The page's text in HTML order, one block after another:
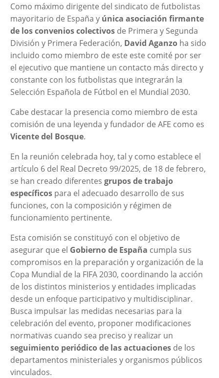
Como máximo dirigente del sindicato de futbolistas
mayoritario de España y única asociación firmante
de los convenios colectivosde Primera y Segunda
División y Primera Federación, David Aganzoha sido
incluido como miembro de este este comité por ser
el ejecutivo que mantiene un contacto más directo y
constante con los futbolistas que integrarán la
Selección Española de Fútbol en el Mundial 2030.
Cabe destacar la presencia como miembro de esta
comisión de una leyenda y fundador de AFE como es
Vicente del Bosque.
En la reunión celebrada hoy, tal y como establece el
artículo 6 del Real Decreto 99/2025, de 18 de febrero,
se han creado diferentes grupos de trabajo
específicospara el adecuado desarrollo de sus
funciones, con la composición y régimen de
funcionamiento pertinente.
Esta comisión se constituyó con el objetivo de
asegurar que el Gobierno de España cumpla sus
compromisos en la preparación y organización de la
Copa Mundial de la FIFA 2030, coordinando la acción
de los distintos ministerios y entidades implicadas
desde un enfoque participativo y multidisciplinar.
Busca impulsar las medidas necesarias para la
celebración del evento, proponer modificaciones
normativas cuando sea preciso y realizar un
seguimiento periódico de las actuacionesde los
departamentos ministeriales y organismos públicos
vinculados.